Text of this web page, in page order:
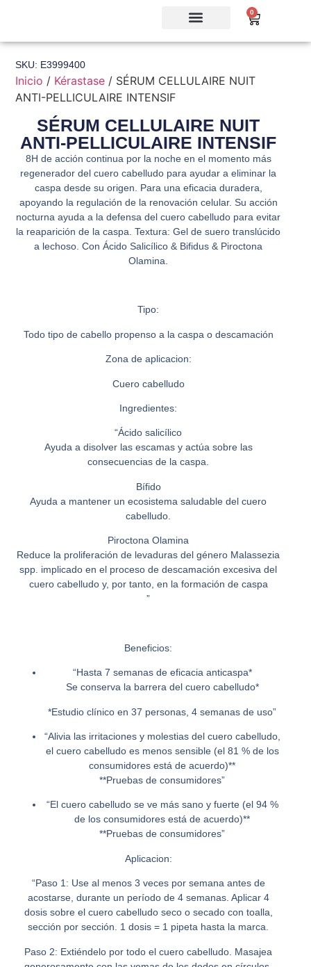
0
SKU: E3999400
Inicio / Kérastase / SÉRUM CELLULAIRE NUIT
ANTI-PELLICULAIRE INTENSIF
SÉRUM CELLULAIRE NUIT
ANTI-PELLICULAIRE INTENSIF
8H de acción continua por la noche en el momento más
regenerador del cuero cabelludo para ayudar a eliminar la
caspa desde su origen. Para una eficacia duradera,
apoyando la regulación de la renovación celular. Su acción
nocturna ayuda a la defensa del cuero cabelludo para evitar
la reaparición de la caspa. Textura: Gel de suero translúcido
a lechoso. Con Ácido Salicílico & Bifidus & Piroctona
Olamina.
Tipo:
Todo tipo de cabello propenso a la caspa o descamación
Zona de aplicacion:
Cuero cabelludo
Ingredientes:
“Ácido salicílico
Ayuda a disolver las escamas y actúa sobre las
consecuencias de la caspa.
Bífido
Ayuda a mantener un ecosistema saludable del cuero
cabelludo.
Piroctona Olamina
Reduce la proliferación de levaduras del género Malassezia
spp. implicado en el proceso de descamación excesiva del
cuero cabelludo y, por tanto, en la formación de caspa
”
Beneficios:
“Hasta 7 semanas de eficacia anticaspa*
Se conserva la barrera del cuero cabelludo*
*Estudio clínico en 37 personas, 4 semanas de uso”
“Alivia las irritaciones y molestias del cuero cabelludo,
el cuero cabelludo es menos sensible (el 81 % de los
consumidores está de acuerdo)**
**Pruebas de consumidores”
“El cuero cabelludo se ve más sano y fuerte (el 94 %
de los consumidores está de acuerdo)**
**Pruebas de consumidores”
Aplicacion:
“Paso 1: Use al menos 3 veces por semana antes de
acostarse, durante un período de 4 semanas. Aplicar 4
dosis sobre el cuero cabelludo seco o secado con toalla,
sección por sección. 1 dosis = 1 pipeta hasta la marca.
Paso 2: Extiéndelo por todo el cuero cabelludo. Masajea